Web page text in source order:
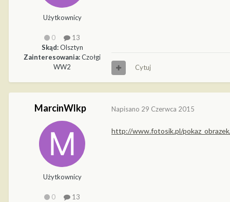
Użytkownicy
0
13
Skąd:Olsztyn
Zainteresowania:Czołgi
WW2
Cytuj
MarcinWlkp
Użytkownicy
0
13
Napisano 29 Czerwca 2015
http://www.fotosik.pl/